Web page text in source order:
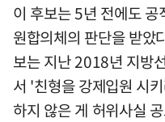
이 후보는 5년 전에도
원합의체의 판단을 받았
보는 지난 2018년 지방
서 '친형을 강제입원 시
하지 않은 게 허위사실